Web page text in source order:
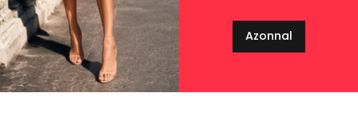
Azonnal